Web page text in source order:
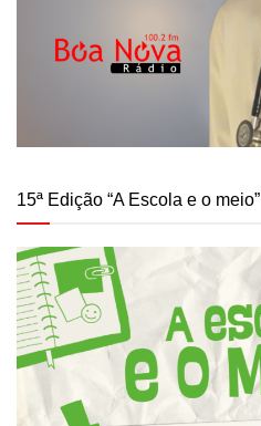
15ª Edição “A Escola e o meio”